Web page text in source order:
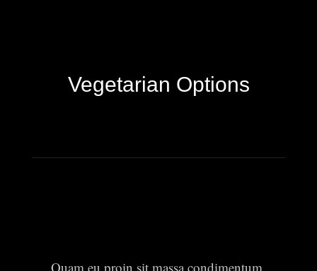
Vegetarian Options
Quam eu proin sit massa condimentum.